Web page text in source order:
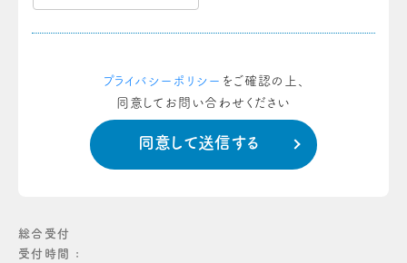
プライバシーポリシー をご確認の上、
同意してお問い合わせください
総合受付
受付時間 :